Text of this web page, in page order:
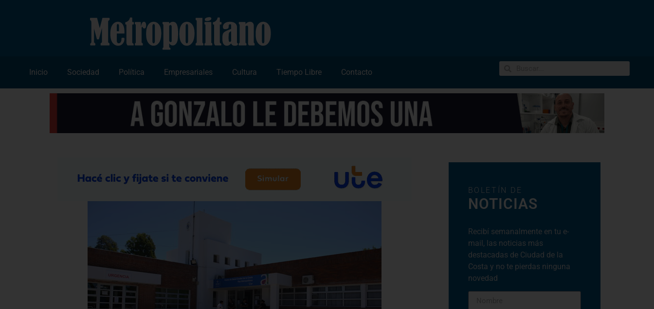
Inicio Sociedad Política Empresariales Cultura Tiempo Libre Contacto
BOLETÍN DE
NOTICIAS
Recibí semanalmente en tu e-
mail, las noticias más
destacadas de Ciudad de la
Costa y no te pierdas ninguna
novedad